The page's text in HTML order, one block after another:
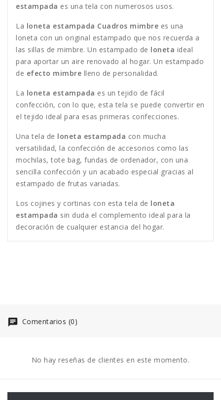
estampada es una tela con numerosos usos.
La loneta estampada Cuadros mimbre es una
loneta con un original estampado que nos recuerda a
las sillas de mimbre. Un estampado de loneta ideal
para aportar un aire renovado al hogar. Un estampado
de efecto mimbre lleno de personalidad.
La loneta estampada es un tejido de fácil
confección, con lo que, esta tela se puede convertir en
el tejido ideal para esas primeras confecciones.
Una tela de loneta estampada con mucha
versatilidad, la confección de accesorios como las
mochilas, tote bag, fundas de ordenador, con una
sencilla confección y un acabado especial gracias al
estampado de frutas variadas.
Los cojines y cortinas con esta tela de loneta
estampada sin duda el complemento ideal para la
decoración de cualquier estancia del hogar.
Comentarios (0)
No hay reseñas de clientes en este momento.